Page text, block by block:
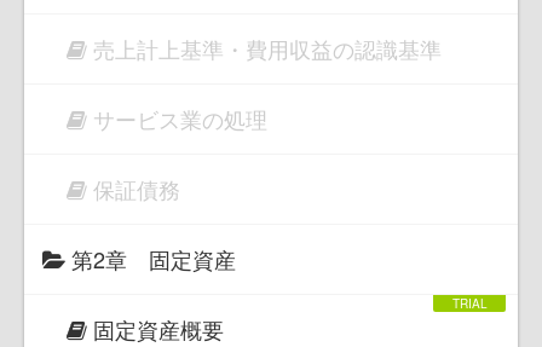
売上計上基準・費用収益の認識基準
サービス業の処理
保証債務
第2章 固定資産
固定資産概要